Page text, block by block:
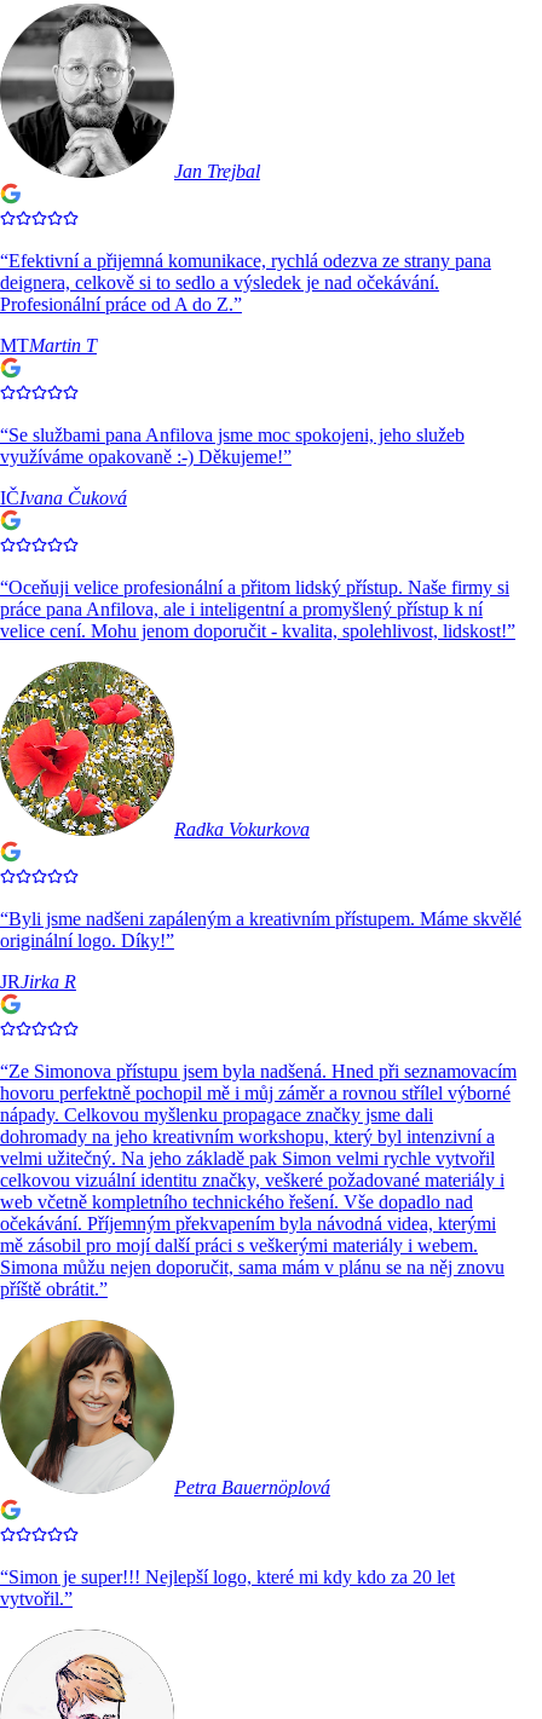
Jan Trejbal
Efektivní a přijemná komunikace, rychlá odezva ze strany pana
celkově si to sedlo a výsledek je nad očekávání.
práce od A do Z.”
Martin T
Se službami pana Anfilova jsme moc spokojeni, jeho služeb
opakovaně :-) Děkujeme!”
Ivana Čuková
Oceňuji velice profesionální a přitom lidský přístup. Naše firmy si
pana Anfilova, ale i inteligentní a promyšlený přístup k ní
cení. Mohu jenom doporučit - kvalita, spolehlivost, lidskost!”
Radka Vokurkova
Byli jsme nadšeni zapáleným a kreativním přístupem. Máme skvělé
logo. Díky!”
Jirka R
Ze Simonova přístupu jsem byla nadšená. Hned při seznamovacím
perfektně pochopil mě i můj záměr a rovnou střílel výborné
Celkovou myšlenku propagace značky jsme dali
na jeho kreativním workshopu, který byl intenzivní a
užitečný. Na jeho základě pak Simon velmi rychle vytvořil
vizuální identitu značky, veškeré požadované materiály i
včetně kompletního technického řešení. Vše dopadlo nad
Příjemným překvapením byla návodná videa, kterými
zásobil pro mojí další práci s veškerými materiály i webem.
můžu nejen doporučit, sama mám v plánu se na něj znovu
obrátit.”
Petra Bauernöplová
Simon je super!!! Nejlepší logo, které mi kdy kdo za 20 let
”